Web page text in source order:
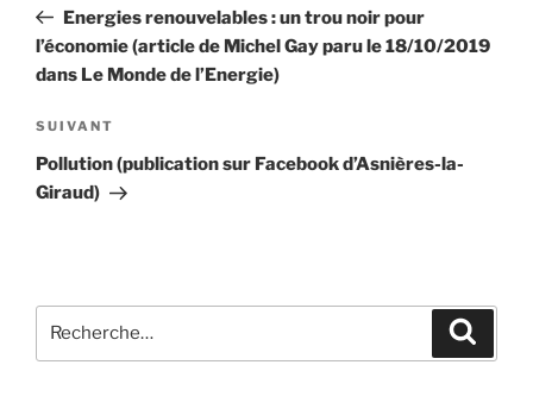
l’article
précédent
Energies renouvelables : un trou noir pour
l’économie (article de Michel Gay paru le 18/10/2019
dans Le Monde de l’Energie)
Article
suivant
SUIVANT
Pollution (publication sur Facebook d’Asnières-la-
Giraud)
pour